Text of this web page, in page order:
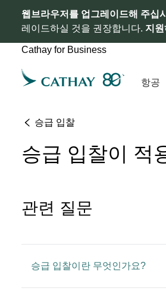
웹브라우저를 업그레이드해 주십
레이드하실 것을 권장합니다. 지
Cathay for Business
항공
승급 입찰
승급 입찰이 적
관련 질문
승급 입찰이란 무엇인가요?